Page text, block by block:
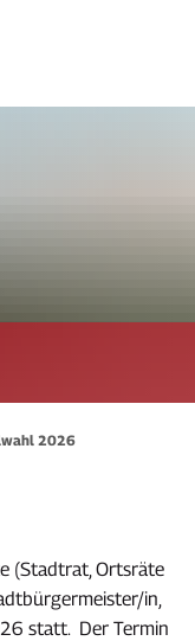
2026
(Stadtrat, Ortsräte
in,
statt. Der Termin